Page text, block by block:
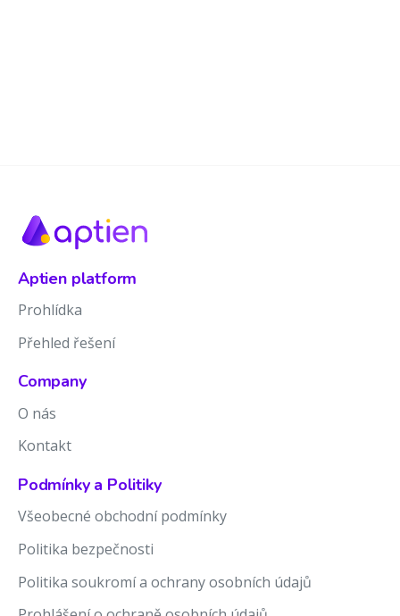
Aptien platform
Prohlídka
Přehled řešení
Company
O nás
Kontakt
Podmínky a Politiky
Všeobecné obchodní podmínky
Politika bezpečnosti
Politika soukromí a ochrany osobních údajů